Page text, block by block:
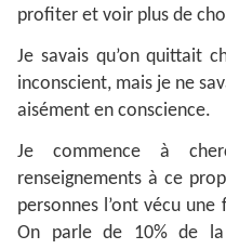
profiter et voir plus de
Je savais qu’on quittait
inconscient, mais je ne
aisément en conscience.
Je commence à
renseignements à ce
personnes l’ont vécu
On parle de 10% de